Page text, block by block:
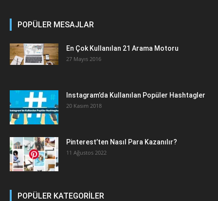
POPÜLER MESAJLAR
En Çok Kullanılan 21 Arama Motoru
27 Mayıs 2016
Instagram’da Kullanılan Popüler Hashtagler
20 Kasım 2018
Pinterest’ten Nasıl Para Kazanılır?
11 Ağustos 2022
POPÜLER KATEGORİLER